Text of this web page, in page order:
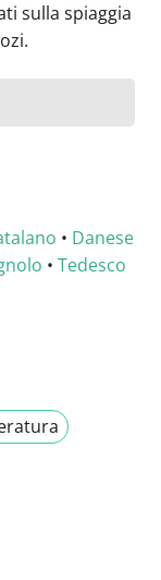
sulla spiaggia
• Danese
• Tedesco